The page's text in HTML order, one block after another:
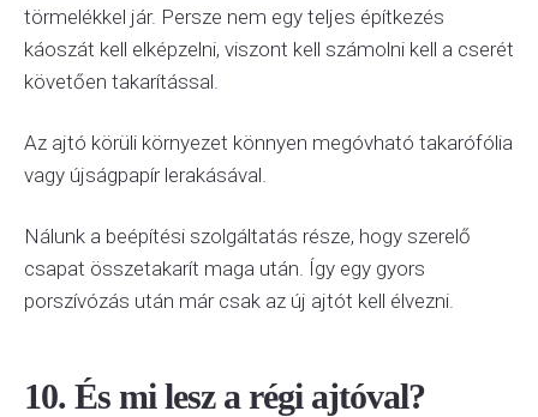
törmelékkel jár. Persze nem egy teljes építkezés
káoszát kell elképzelni, viszont kell számolni kell a cserét
követően takarítással.
Az ajtó körüli környezet könnyen megóvható takarófólia
vagy újságpapír lerakásával.
Nálunk a beépítési szolgáltatás része, hogy szerelő
csapat összetakarít maga után. Így egy gyors
porszívózás után már csak az új ajtót kell élvezni.
10. És mi lesz a régi ajtóval?